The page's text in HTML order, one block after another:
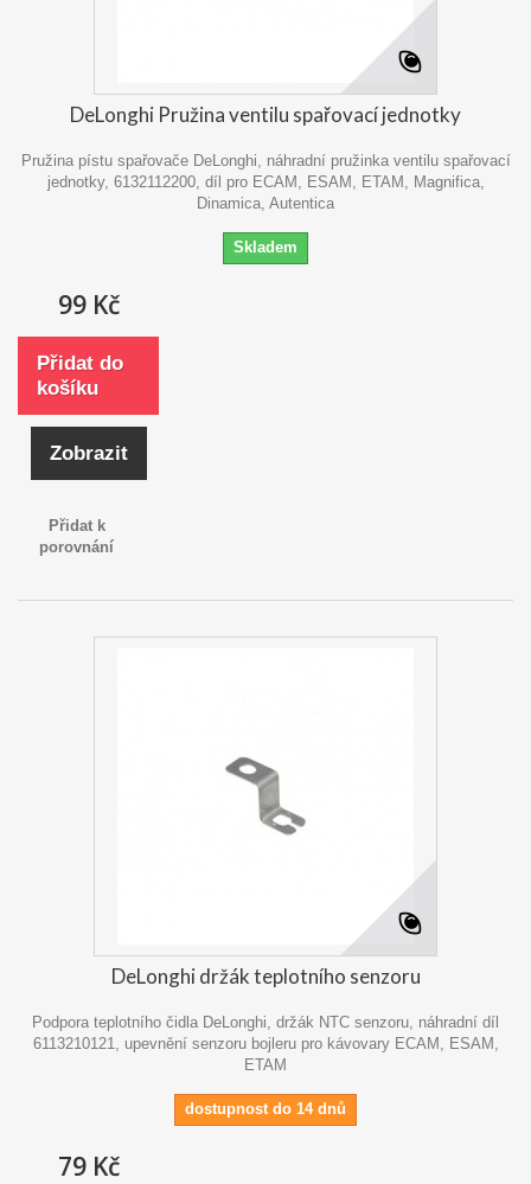
DeLonghi Pružina ventilu spařovací jednotky
Pružina pístu spařovače DeLonghi, náhradní pružinka ventilu spařovací
jednotky, 6132112200, díl pro ECAM, ESAM, ETAM, Magnifica,
Dinamica, Autentica
Skladem
99 Kč
Přidat do
košíku
Zobrazit
Přidat k
porovnání
DeLonghi držák teplotního senzoru
Podpora teplotního čidla DeLonghi, držák NTC senzoru, náhradní díl
6113210121, upevnění senzoru bojleru pro kávovary ECAM, ESAM,
ETAM
dostupnost do 14 dnů
79 Kč